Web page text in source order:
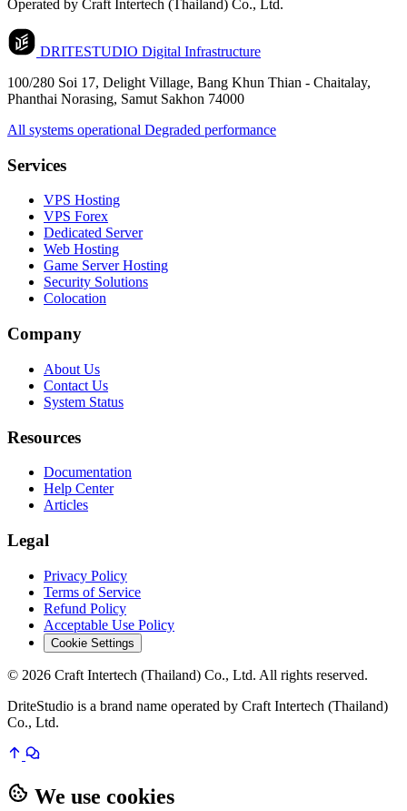
Operated by Craft Intertech (Thailand) Co., Ltd.
DRITESTUDIO Digital Infrastructure
100/280 Soi 17, Delight Village, Bang Khun Thian - Chaitalay,
Phanthai Norasing, Samut Sakhon 74000
All systems operational Degraded performance
Services
VPS Hosting
VPS Forex
Dedicated Server
Web Hosting
Game Server Hosting
Security Solutions
Colocation
Company
About Us
Contact Us
System Status
Resources
Documentation
Help Center
Articles
Legal
Privacy Policy
Terms of Service
Refund Policy
Acceptable Use Policy
Cookie Settings
© 2026 Craft Intertech (Thailand) Co., Ltd. All rights reserved.
DriteStudio is a brand name operated by Craft Intertech (Thailand)
Co., Ltd.
We use cookies